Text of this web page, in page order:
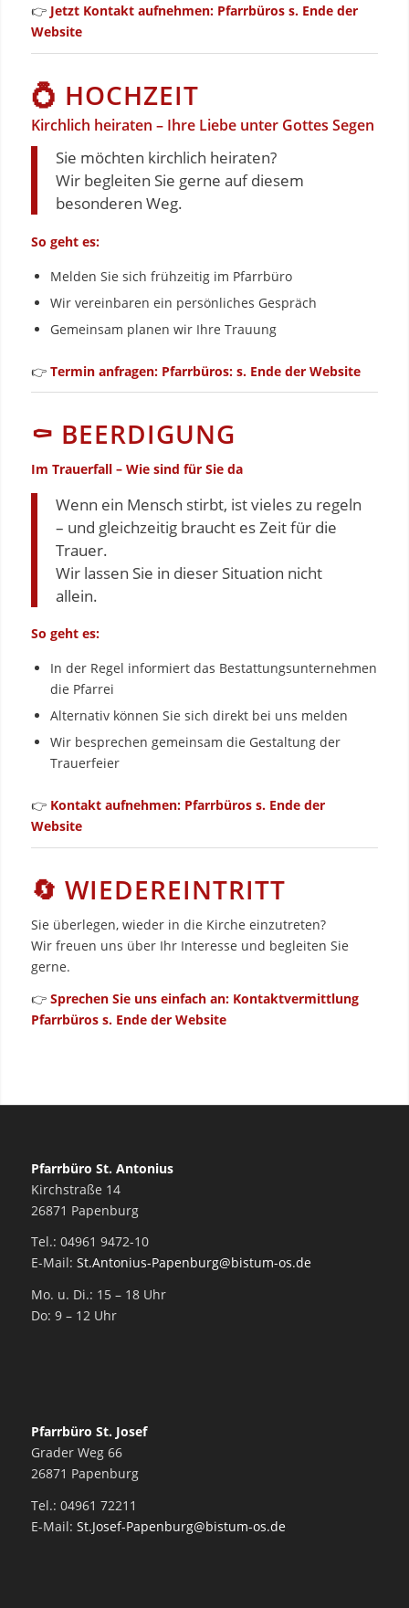
👉 Jetzt Kontakt aufnehmen: Pfarrbüros s. Ende der
Website
💍 HOCHZEIT
Kirchlich heiraten – Ihre Liebe unter Gottes Segen
Sie möchten kirchlich heiraten?
Wir begleiten Sie gerne auf diesem
besonderen Weg.
So geht es:
Melden Sie sich frühzeitig im Pfarrbüro
Wir vereinbaren ein persönliches Gespräch
Gemeinsam planen wir Ihre Trauung
👉 Termin anfragen: Pfarrbüros: s. Ende der Website
⚰️ BEERDIGUNG
Im Trauerfall – Wie sind für Sie da
Wenn ein Mensch stirbt, ist vieles zu regeln
– und gleichzeitig braucht es Zeit für die
Trauer.
Wir lassen Sie in dieser Situation nicht
allein.
So geht es:
In der Regel informiert das Bestattungsunternehmen
die Pfarrei
Alternativ können Sie sich direkt bei uns melden
Wir besprechen gemeinsam die Gestaltung der
Trauerfeier
👉 Kontakt aufnehmen: Pfarrbüros s. Ende der
Website
🔄 WIEDEREINTRITT
Sie überlegen, wieder in die Kirche einzutreten?
Wir freuen uns über Ihr Interesse und begleiten Sie
gerne.
👉 Sprechen Sie uns einfach an: Kontaktvermittlung
Pfarrbüros s. Ende der Website
Pfarrbüro St. Antonius
Kirchstraße 14
26871 Papenburg
Tel.: 04961 9472-10
E-Mail: St.Antonius-Papenburg@bistum-os.de
Mo. u. Di.: 15 – 18 Uhr
Do: 9 – 12 Uhr
Pfarrbüro St. Josef
Grader Weg 66
26871 Papenburg
Tel.: 04961 72211
E-Mail: St.Josef-Papenburg@bistum-os.de